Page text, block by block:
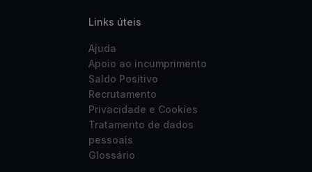
Links úteis
Ajuda
Apoio ao incumprimento
Saldo Positivo
Recrutamento
Privacidade e Cookies
Tratamento de dados
pessoais
Glossário